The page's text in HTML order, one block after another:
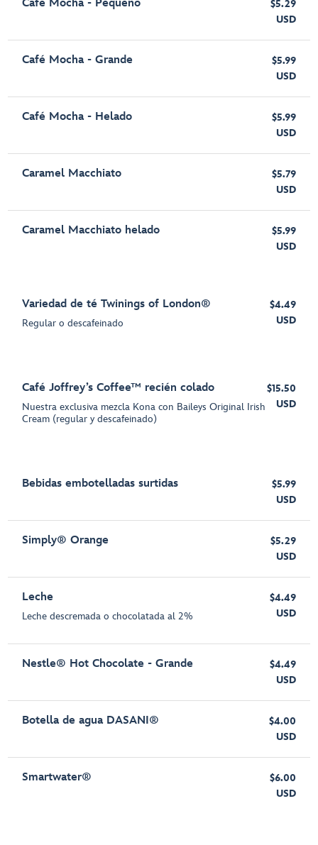
Café Mocha - Pequeño
$5.29
USD
Café Mocha - Grande
$5.99
USD
Café Mocha - Helado
$5.99
USD
Caramel Macchiato
$5.79
USD
Caramel Macchiato helado
$5.99
USD
Variedad de té Twinings of London®
Regular o descafeinado
$4.49
USD
Café Joffrey’s Coffee™ recién colado
Nuestra exclusiva mezcla Kona con Baileys Original Irish
Cream (regular y descafeinado)
$15.50
USD
Bebidas embotelladas surtidas
$5.99
USD
Simply® Orange
$5.29
USD
Leche
Leche descremada o chocolatada al 2%
$4.49
USD
Nestle® Hot Chocolate - Grande
$4.49
USD
Botella de agua DASANI®
$4.00
USD
Smartwater®
$6.00
USD